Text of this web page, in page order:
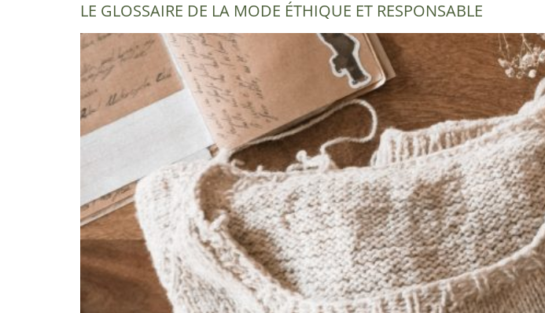
LE GLOSSAIRE DE LA MODE ÉTHIQUE ET RESPONSABLE